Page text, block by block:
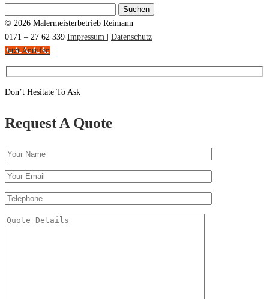
nach:
© 2026 Malermeisterbetrieb Reimann
0171 – 27 62 339 Impressum
Datenschutz
Jetzt Anrufen
Don’t Hesitate To Ask
Request A Quote